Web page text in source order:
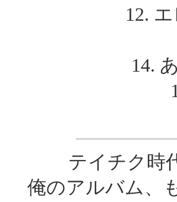
12.
14.
テイチク時
俺のアルバム、